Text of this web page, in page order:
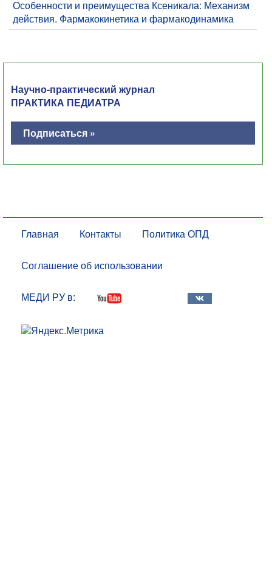
Особенности и преимущества Ксеникала: Механизм
действия. Фармакокинетика и фармакодинамика
Научно-практический журнал
ПРАКТИКА ПЕДИАТРА
Подписаться »
Главная Контакты Политика ОПД
Соглашение об использовании
МЕДИ РУ в: